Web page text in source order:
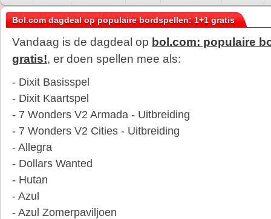
Bol.com dagdeal op populaire bordspellen: 1+1 gratis
Vandaag is de dagdeal op bol.com: populaire
gratis!, er doen spellen mee als:
- Dixit Basisspel
- Dixit Kaartspel
- 7 Wonders V2 Armada - Uitbreiding
- 7 Wonders V2 Cities - Uitbreiding
- Allegra
- Dollars Wanted
- Hutan
- Azul
- Azul Zomerpaviljoen